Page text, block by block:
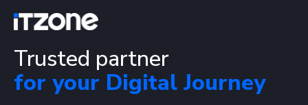
Trusted partner
for your Digital Journey